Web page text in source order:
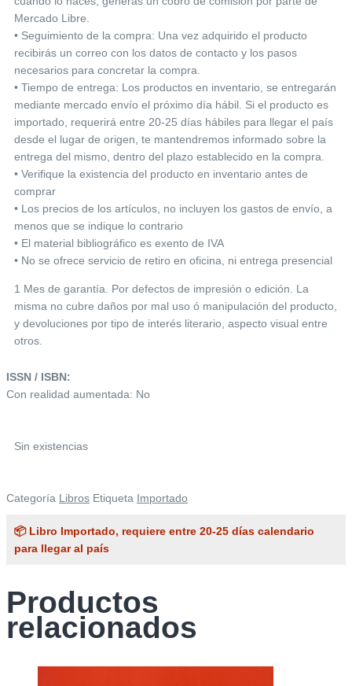
Mercado Libre.
• Seguimiento de la compra: Una vez adquirido el producto
recibirás un correo con los datos de contacto y los pasos
necesarios para concretar la compra.
• Tiempo de entrega: Los productos en inventario, se entregarán
mediante mercado envío el próximo día hábil. Si el producto es
importado, requerirá entre 20-25 días hábiles para llegar el país
desde el lugar de origen, te mantendremos informado sobre la
entrega del mismo, dentro del plazo establecido en la compra.
• Verifique la existencia del producto en inventario antes de
comprar
• Los precios de los artículos, no incluyen los gastos de envío, a
menos que se indique lo contrario
• El material bibliográfico es exento de IVA
• No se ofrece servicio de retiro en oficina, ni entrega presencial
1 Mes de garantía. Por defectos de impresión o edición. La
misma no cubre daños por mal uso ó manipulación del producto,
y devoluciones por tipo de interés literario, aspecto visual entre
otros.
ISSN / ISBN:
Con realidad aumentada: No
Sin existencias
Categoría Libros Etiqueta Importado
📦 Libro Importado, requiere entre 20-25 días calendario
para llegar al país
Productos
relacionados